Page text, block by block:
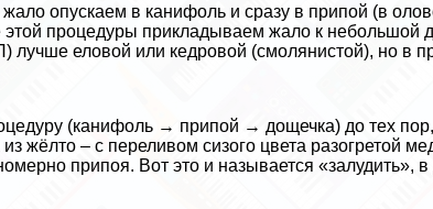
жало опускаем в канифоль и сразу в припой (в
этой процедуры прикладываем жало к небольшой
еловой или кедровой (смолянистой), но в
(канифоль → припой → дощечка) до тех
жёлто – с переливом сизого цвета разогретой
припоя. Вот это и называется «залудить»,